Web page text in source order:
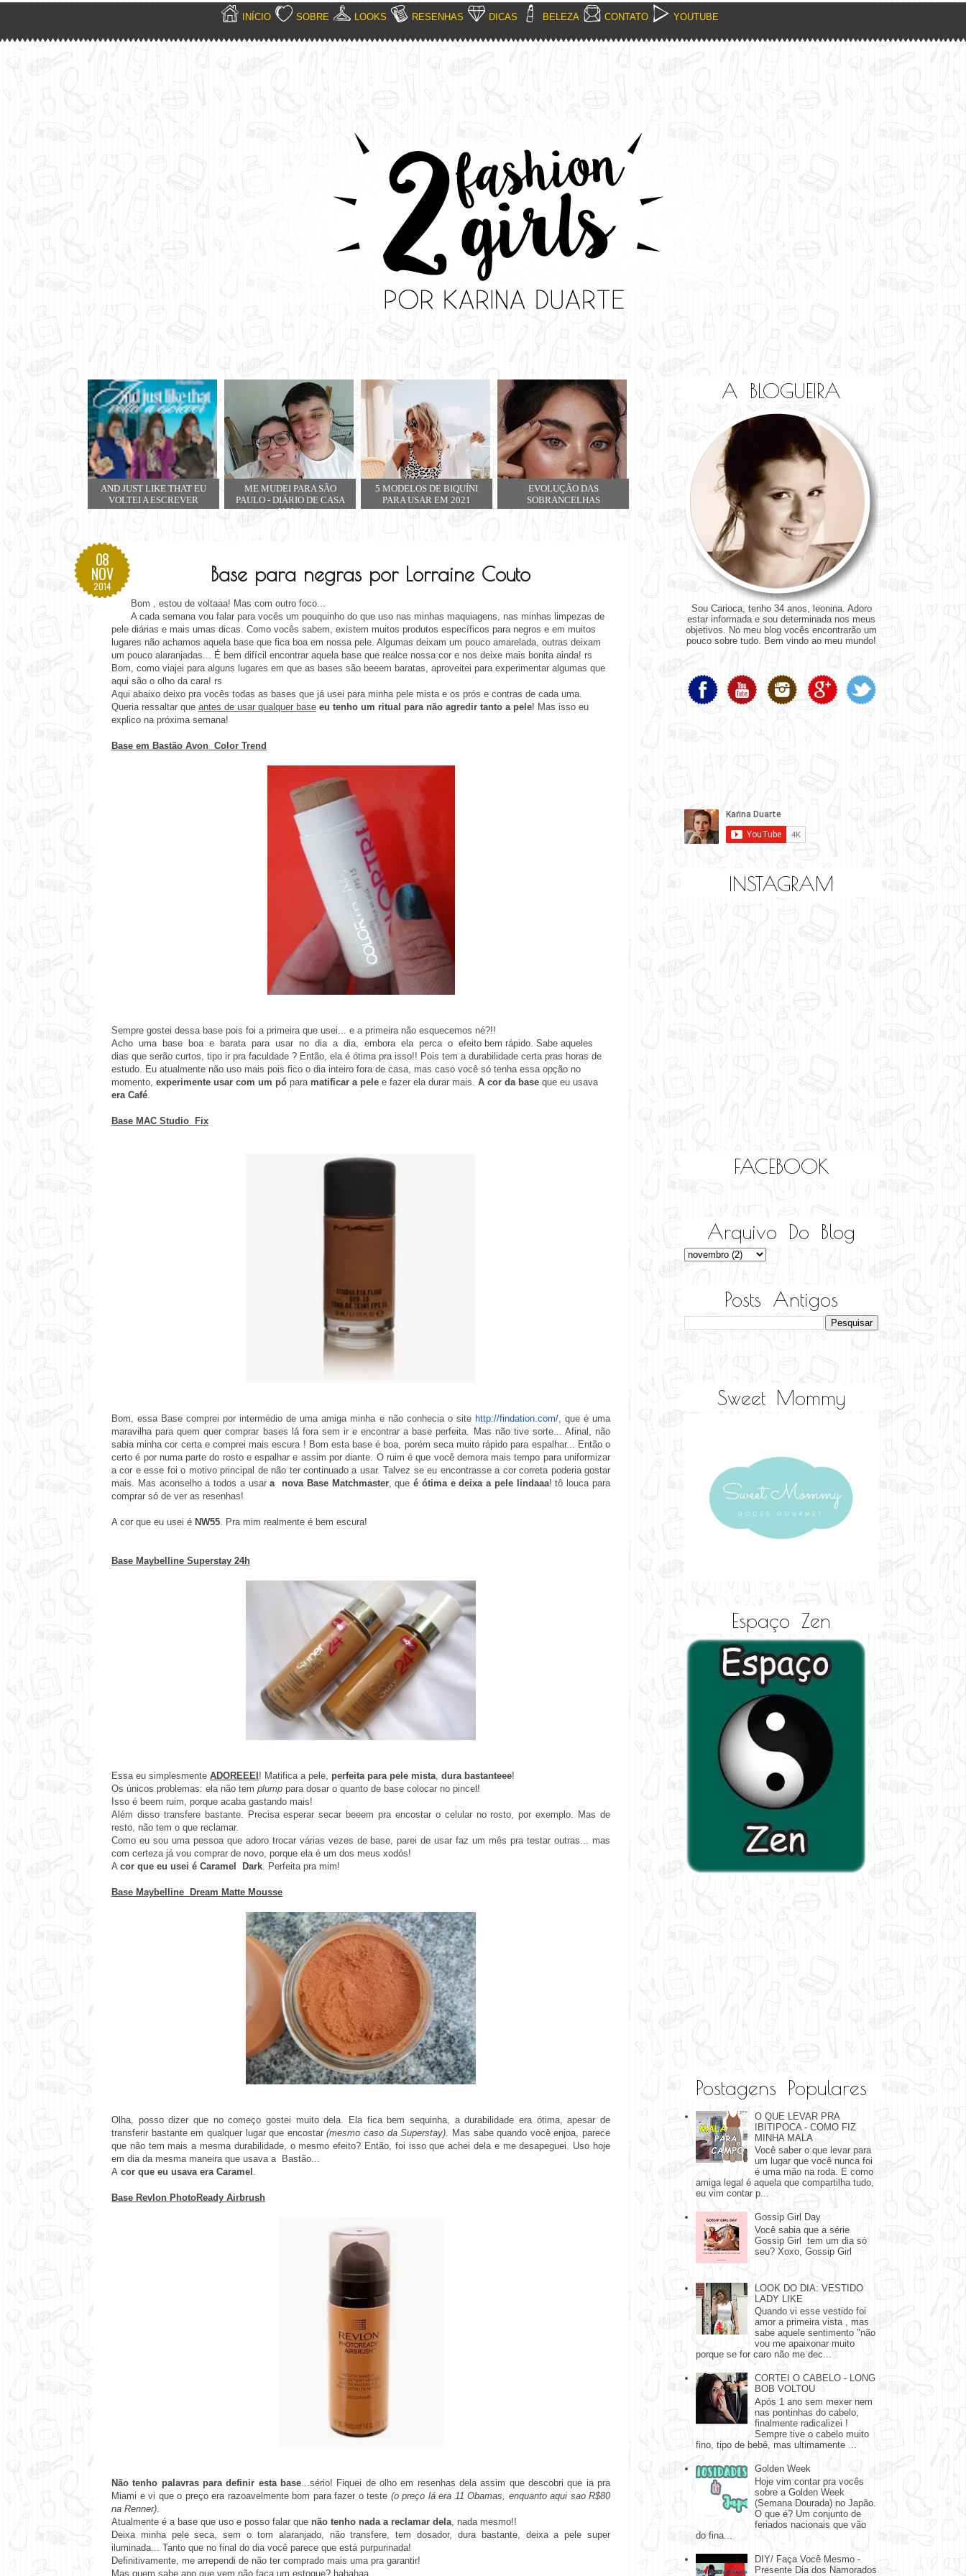
INÍCIO SOBRE LOOKS RESENHAS DICAS BELEZA CONTATO YOUTUBE
AND JUST LIKE THAT EU
VOLTEI A ESCREVER
ME MUDEI PARA SÃO
PAULO - DIÁRIO DE CASA
NOVA
5 MODELOS DE BIQUÍNI
PARA USAR EM 2021
EVOLUÇÃO DAS
SOBRANCELHAS
08
NOV
2014
Base para negras por Lorraine Couto
Bom , estou de voltaaa! Mas com outro foco...
A cada semana vou falar para vocês um pouquinho do que uso nas minhas maquiagens, nas minhas limpezas de
pele diárias e mais umas dicas. Como vocês sabem, existem muitos produtos específicos para negros e em muitos
lugares não achamos aquela base que fica boa em nossa pele. Algumas deixam um pouco amarelada, outras deixam
um pouco alaranjadas... É bem difícil encontrar aquela base que realce nossa cor e nos deixe mais bonita ainda! rs
Bom, como viajei para alguns lugares em que as bases são beeem baratas, aproveitei para experimentar algumas que
aqui são o olho da cara! rs
Aqui abaixo deixo pra vocês todas as bases que já usei para minha pele mista e os prós e contras de cada uma.
Queria ressaltar que antes de usar qualquer base eu tenho um ritual para não agredir tanto a pele! Mas isso eu
explico na próxima semana!
Base em Bastão Avon Color Trend
Sempre gostei dessa base pois foi a primeira que usei... e a primeira não esquecemos né?!!
Acho uma base boa e barata para usar no dia a dia, embora ela perca o efeito bem rápido. Sabe aqueles
dias que serão curtos, tipo ir pra faculdade ? Então, ela é ótima pra isso!! Pois tem a durabilidade certa pras horas de
estudo. Eu atualmente não uso mais pois fico o dia inteiro fora de casa, mas caso você só tenha essa opção no
momento, experimente usar com um pó para matificar a pele e fazer ela durar mais. A cor da base que eu usava
era Café.
Base MAC Studio Fix
Bom, essa Base comprei por intermédio de uma amiga minha e não conhecia o site http://findation.com/, que é uma
maravilha para quem quer comprar bases lá fora sem ir e encontrar a base perfeita. Mas não tive sorte... Afinal, não
sabia minha cor certa e comprei mais escura ! Bom esta base é boa, porém seca muito rápido para espalhar... Então o
certo é por numa parte do rosto e espalhar e assim por diante. O ruim é que você demora mais tempo para uniformizar
a cor e esse foi o motivo principal de não ter continuado a usar. Talvez se eu encontrasse a cor correta poderia gostar
mais. Mas aconselho a todos a usara nova Base Matchmaster, queé ótima e deixa a pele lindaaa! tô louca para
comprar só de ver as resenhas!
A cor que eu usei é NW55. Pra mim realmente é bem escura!
Base Maybelline Superstay 24h
Essa eu simplesmente ADOREEEI ! Matifica a pele, perfeita para pele mista, dura bastanteee!
Os únicos problemas: ela não tem plump para dosar o quanto de base colocar no pincel!
Isso é beem ruim, porque acaba gastando mais!
Além disso transfere bastante. Precisa esperar secar beeem pra encostar o celular no rosto, por exemplo. Mas de
resto, não tem o que reclamar.
Como eu sou uma pessoa que adoro trocar várias vezes de base, parei de usar faz um mês pra testar outras... mas
com certeza já vou comprar de novo, porque ela é um dos meus xodós!
A cor que eu usei é Caramel Dark. Perfeita pra mim!
Base Maybelline Dream Matte Mousse
Olha, posso dizer que no começo gostei muito dela. Ela fica bem sequinha, a durabilidade era ótima, apesar de
transferir bastante em qualquer lugar que encostar(mesmo caso da Superstay). Mas sabe quando você enjoa, parece
que não tem mais a mesma durabilidade, o mesmo efeito? Então, foi isso que achei dela e me desapeguei. Uso hoje
em dia da mesma maneira que usava a Bastão...
A cor que eu usava era Caramel .
Base Revlon PhotoReady Airbrush
Não tenho palavras para definir esta base ...sério! Fiquei de olho em resenhas dela assim que descobri que ia pra
Miami e vi que o preço era razoavelmente bom para fazer o teste (o preço lá era 11 Obamas, enquanto aqui sao R$80
na Renner)
Atualmente é a base que uso e posso falar que não tenho nada a reclamar dela , nada mesmo!!
Deixa minha pele seca, sem o tom alaranjado, não transfere, tem dosador, dura bastante, deixa a pele super
iluminada... Tanto que no final do dia você parece que está purpurinada!
Definitivamente, me arrependi de não ter comprado mais uma pra garantir!
Mas quem sabe ano que vem não faça um estoque? hahahaa
A BLOGUEIRA
Sou Carioca, tenho 34 anos, leonina. Adoro
estar informada e sou determinada nos meus
objetivos. No meu blog vocês encontrarão um
pouco sobre tudo. Bem vindo ao meu mundo!
INSTAGRAM
FACEBOOK
Arquivo Do Blog
Posts Antigos
Sweet Mommy
Espaço Zen
Postagens Populares
O QUE LEVAR PRA
IBITIPOCA - COMO FIZ
MINHA MALA
Você saber o que levar para
um lugar que você nunca foi
é uma mão na roda. E como
amiga legal é aquela que compartilha tudo,
eu vim contar p...
Gossip Girl Day
Você sabia que a série
Gossip Girl tem um dia só
seu? Xoxo, Gossip Girl
LOOK DO DIA: VESTIDO
LADY LIKE
Quando vi esse vestido foi
amor a primeira vista , mas
sabe aquele sentimento "não
vou me apaixonar muito
porque se for caro não me dec...
CORTEI O CABELO - LONG
BOB VOLTOU
Após 1 ano sem mexer nem
nas pontinhas do cabelo,
finalmente radicalizei !
Sempre tive o cabelo muito
fino, tipo de bebê, mas ultimamente ...
Golden Week
Hoje vim contar pra vocês
sobre a Golden Week
(Semana Dourada) no Japão.
O que é? Um conjunto de
feriados nacionais que vão
do fina...
DIY/ Faça Você Mesmo -
Presente Dia dos Namorados